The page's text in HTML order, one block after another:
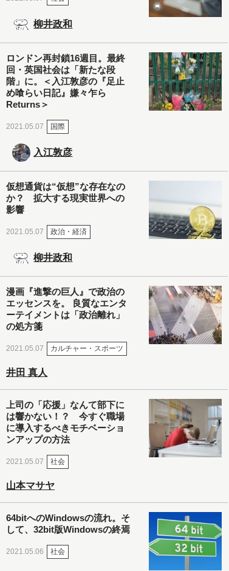
柳井政和
ロンドン再封鎖16週目。最終
回・英国社会は「新たな段
階」に。＜入江敦彦の『足止
め喰らい日記』嫌々乍ら
Returns＞
2021.05.07 国際
入江敦彦
仮想通貨は“仮想”な存在なの
か？ 拡大する現実世界への
影響
2021.05.07 政治・経済
柳井政和
漫画『進撃の巨人』で政治の
エッセンスを。 良質なエンタ
ーテイメントは「政治離れ」
の処方箋
2021.05.07 カルチャー・スポーツ
井田 真人
上司の「応援」なんて部下に
は響かない！？ 今すぐ職場
に導入するべきモチベーショ
ンアップの方法
2021.05.07 社会
山本マサヤ
64bitへのWindowsの流れ。そ
して、32bit版Windowsの終焉
2021.05.06 社会